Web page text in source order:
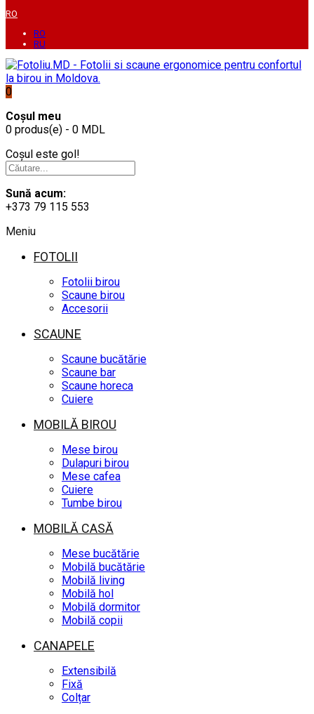
RO
RO
RU
0
Coșul meu
0 produs(e) - 0 MDL
Coșul este gol!
Sună acum:
+373 79 115 553
Meniu
FOTOLII
Fotolii birou
Scaune birou
Accesorii
SCAUNE
Scaune bucătărie
Scaune bar
Scaune horeca
Cuiere
MOBILĂ BIROU
Mese birou
Dulapuri birou
Mese cafea
Cuiere
Tumbe birou
MOBILĂ CASĂ
Mese bucătărie
Mobilă bucătărie
Mobilă living
Mobilă hol
Mobilă dormitor
Mobilă copii
CANAPELE
Extensibilă
Fixă
Colțar